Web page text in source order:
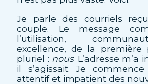
Je parle des courriels
couple. Le message
l’utilisation,
excellence, de la première
pluriel : nous. L’adresse m’a
il s’agissait. Je
attentif et impatient des